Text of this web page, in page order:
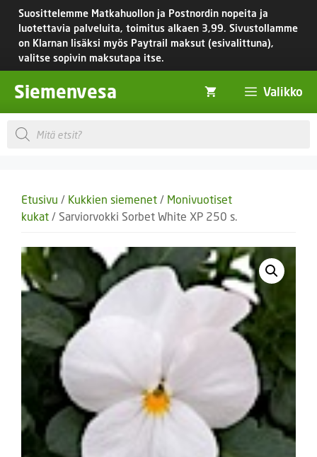
Siirry
sisältöön
Suosittelemme Matkahuollon ja Postnordin nopeita ja
luotettavia palveluita, toimitus alkaen 3,99. Sivustollamme
on Klarnan lisäksi myös Paytrail maksut (esivalittuna),
valitse sopivin maksutapa itse.
Siemenvesa Valikko
Products
search
Etusivu / Kukkien siemenet / Monivuotiset
kukat / Sarviorvokki Sorbet White XP 250 s.